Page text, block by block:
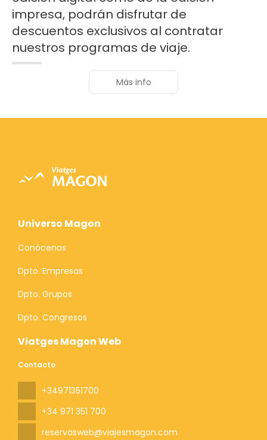
impresa, podrán disfrutar de
descuentos exclusivos al contratar
nuestros programas de viaje.
Más info
Viatges Magon Web
Contacto
+34971351700
+34 971 351 700
reservasweb@viajesmagon.com
Universo Magon
Conócenos
Dpto. Empresas
Dpto. Grupos
Dpto. Congresos